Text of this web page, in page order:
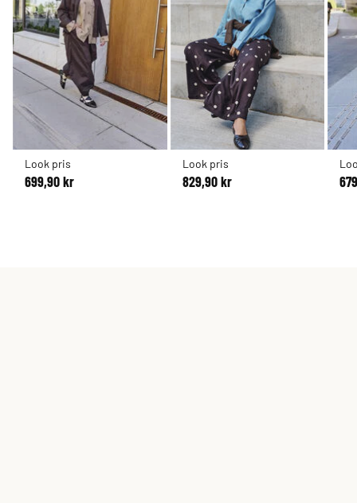
Look pris
699,90 kr
Look pris
829,90 kr